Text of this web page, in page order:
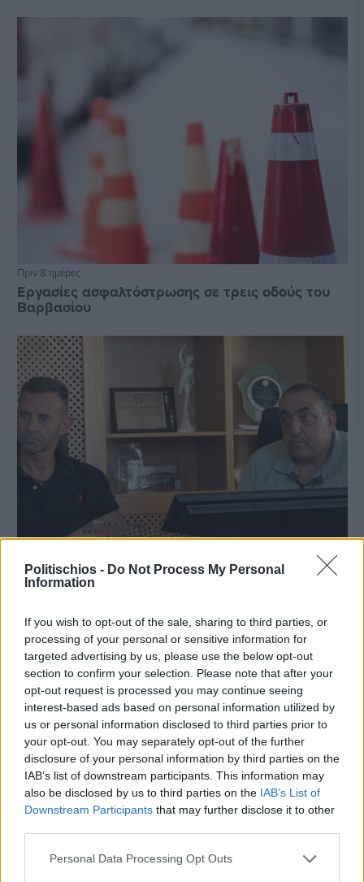
Politischios - Do Not Process My Personal
Information
If you wish to opt-out of the sale, sharing to third parties, or
processing of your personal or sensitive information for
targeted advertising by us, please use the below opt-out
section to confirm your selection. Please note that after your
opt-out request is processed you may continue seeing
interest-based ads based on personal information utilized by
us or personal information disclosed to third parties prior to
your opt-out. You may separately opt-out of the further
disclosure of your personal information by third parties on the
IAB’s list of downstream participants. This information may
also be disclosed by us to third parties on the IAB’s List of
Downstream Participants that may further disclose it to other
Personal Data Processing Opt Outs
Πριν 8 ημέρες
Εργασίες ασφαλτόστρωσης σε τρεις οδούς του
Βαρβασίου
Πριν 8 ημέρες
επιχειρήσεων προτείνει το Επιμελητήριο